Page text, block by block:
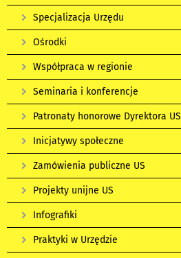
Specjalizacja Urzędu
Ośrodki
Współpraca w regionie
Seminaria i konferencje
Patronaty honorowe Dyrektora US
Inicjatywy społeczne
Zamówienia publiczne US
Projekty unijne US
Infografiki
Praktyki w Urzędzie